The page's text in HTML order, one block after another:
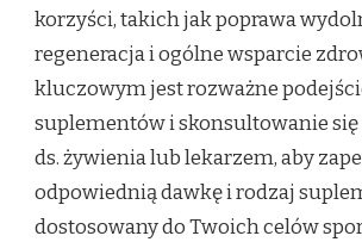
korzyści, takich jak poprawa
regeneracja i ogólne wsparcie
kluczowym jest rozważne
suplementów i skonsultowanie się
ds. żywienia lub lekarzem, aby
odpowiednią dawkę i rodzaj
dostosowany do Twoich celów